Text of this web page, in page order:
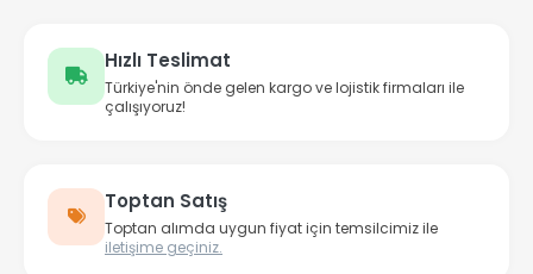
Hızlı Teslimat
Türkiye'nin önde gelen kargo ve lojistik firmaları ile
çalışıyoruz!
Toptan Satış
Toptan alımda uygun fiyat için temsilcimiz ile
iletişime geçiniz.